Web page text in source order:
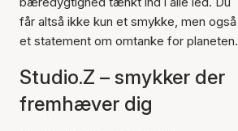
får altså ikke kun et smykke, men også
et statement om omtanke for planeten.
Studio.Z – smykker der
fremhæver dig